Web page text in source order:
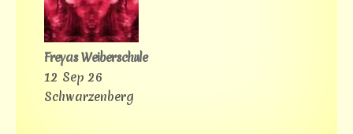
Freyas Weiberschule
12 Sep 26
Schwarzenberg